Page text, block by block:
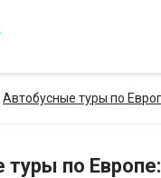
Автобусные туры по
по